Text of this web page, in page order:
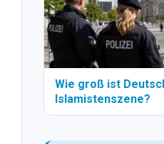
Wie groß ist
Islamistenszene?